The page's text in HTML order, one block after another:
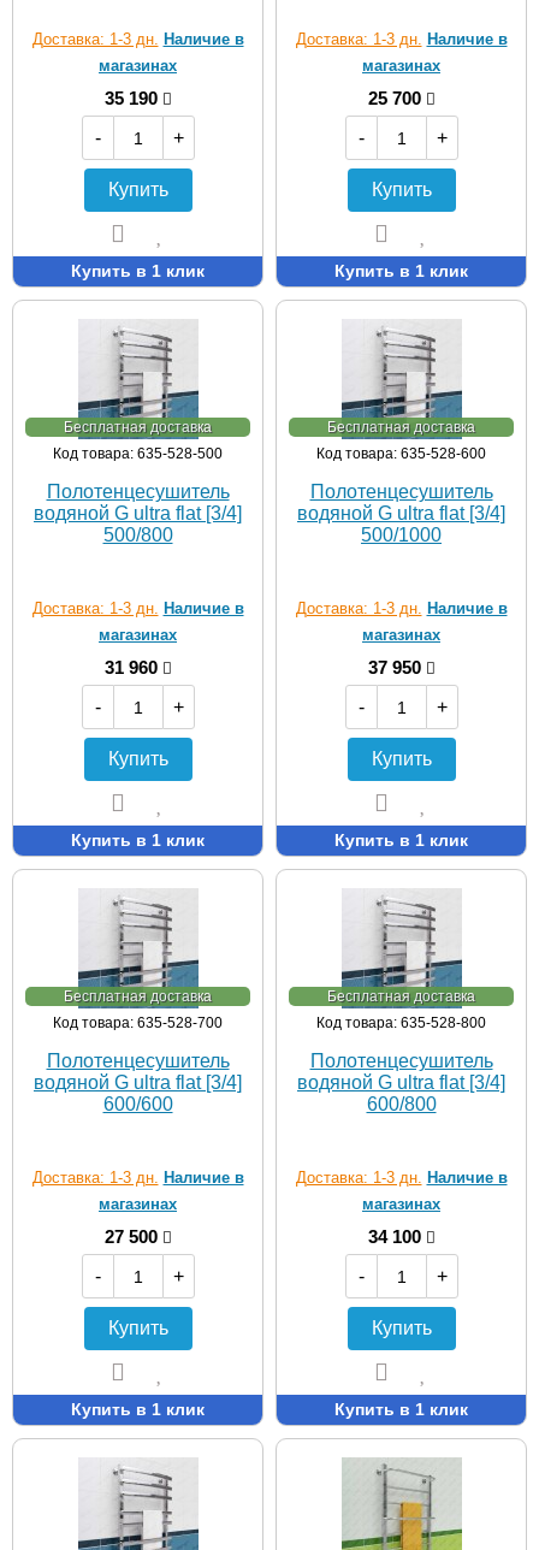
Доставка: 1-3 дн. Наличие в
магазинах
35 190
-
+
Купить
Купить в 1 клик
Доставка: 1-3 дн. Наличие в
магазинах
25 700
-
+
Купить
Купить в 1 клик
Бесплатная доставка
Код товара: 635-528-500
Полотенцесушитель
водяной G ultra flat [3/4]
500/800
Доставка: 1-3 дн. Наличие в
магазинах
31 960
-
+
Купить
Купить в 1 клик
Бесплатная доставка
Код товара: 635-528-600
Полотенцесушитель
водяной G ultra flat [3/4]
500/1000
Доставка: 1-3 дн. Наличие в
магазинах
37 950
-
+
Купить
Купить в 1 клик
Бесплатная доставка
Код товара: 635-528-700
Полотенцесушитель
водяной G ultra flat [3/4]
600/600
Доставка: 1-3 дн. Наличие в
магазинах
27 500
-
+
Купить
Купить в 1 клик
Бесплатная доставка
Код товара: 635-528-800
Полотенцесушитель
водяной G ultra flat [3/4]
600/800
Доставка: 1-3 дн. Наличие в
магазинах
34 100
-
+
Купить
Купить в 1 клик